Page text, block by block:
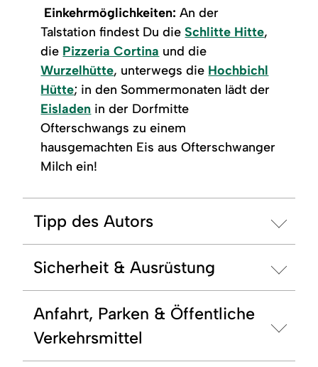
Einkehrmöglichkeiten: An der
Talstation findest Du dieSchlitte Hitte,
die Pizzeria Cortina und die
Wurzelhütte, unterwegs die Hochbichl
Hütte; in den Sommermonaten lädt der
Eisladen in der Dorfmitte
Ofterschwangs zu einem
hausgemachten Eis aus Ofterschwanger
Milch ein!
Tipp des Autors
Sicherheit & Ausrüstung
Anfahrt, Parken & Öffentliche
Verkehrsmittel